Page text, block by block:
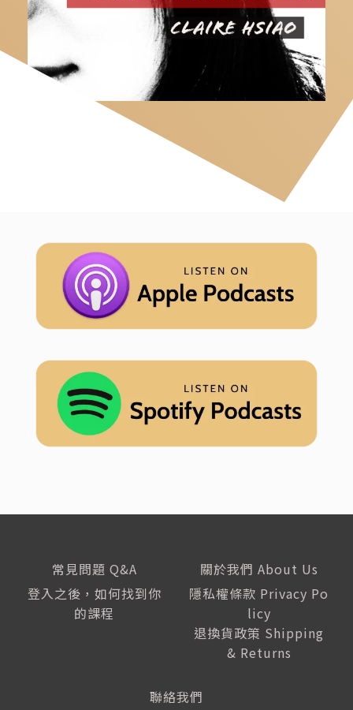
常見問題 Q&A
登入之後，如何找到你
的課程
關於我們 About Us
隱私權條款 Privacy Po
licy
退換貨政策 Shipping
& Returns
聯絡我們